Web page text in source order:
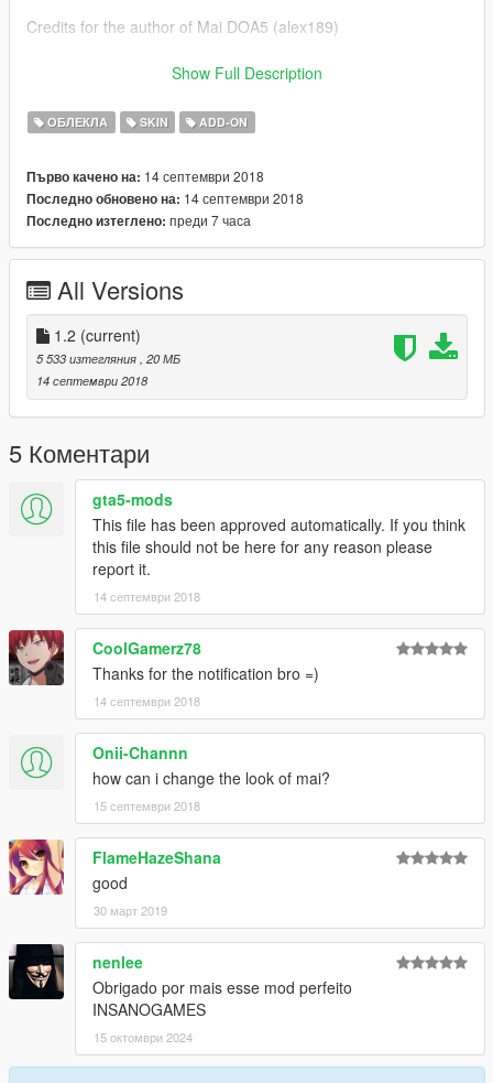
Credits for the author of Mai DOA5 (alex189)
Credits of the author responsible for the hair (Stealthic)
subscribe to the channel on youtube
Show Full Description
ОБЛЕКЛА SKIN ADD-ON
Първо качено на: 14 септември 2018
Последно обновено на: 14 септември 2018
Последно изтеглено: преди 7 часа
All Versions
1.2 (current)
5 533 изтегляния , 20 МБ
14 септември 2018
5 Коментари
gta5-mods
This file has been approved automatically. If you think
this file should not be here for any reason please
report it.
14 септември 2018
CoolGamerz78
Thanks for the notification bro =)
14 септември 2018
Onii-Channn
how can i change the look of mai?
15 септември 2018
FlameHazeShana
good
30 март 2019
nenlee
Obrigado por mais esse mod perfeito
INSANOGAMES
15 октомври 2024